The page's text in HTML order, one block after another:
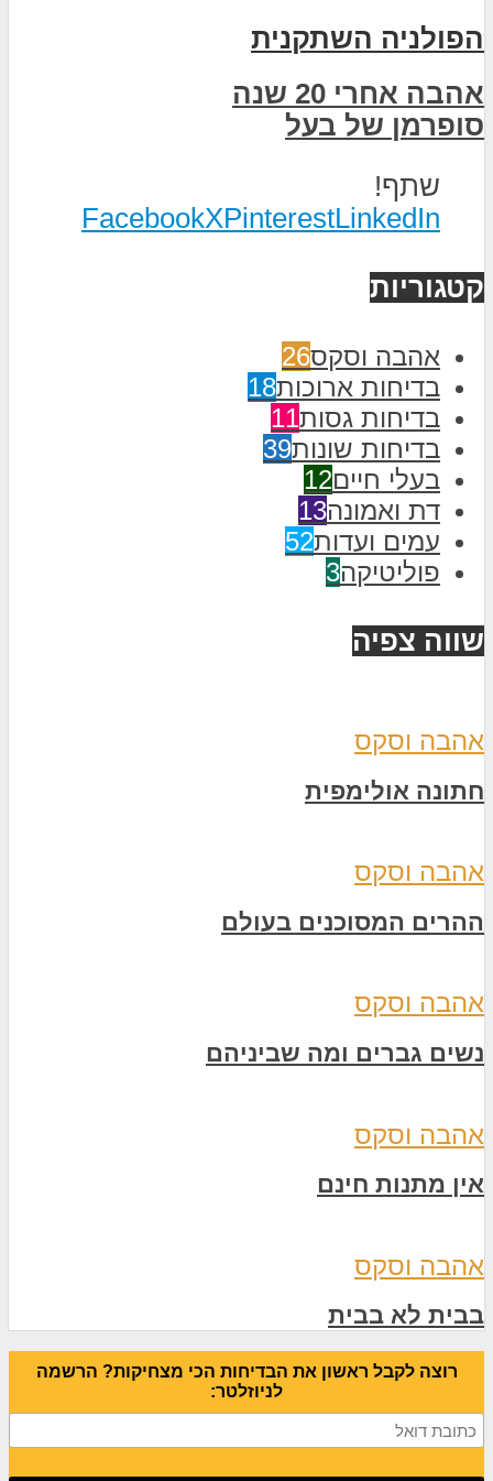
הפולניה השתקנית
אהבה אחרי 20 שנה
סופרמן של בעל
שתף!
FacebookXPinterestLinkedIn
קטגוריות
אהבה וסקס26
בדיחות ארוכות18
בדיחות גסות11
בדיחות שונות39
בעלי חיים12
דת ואמונה13
עמים ועדות52
פוליטיקה3
שווה צפיה
אהבה וסקס
חתונה אולימפית
אהבה וסקס
ההרים המסוכנים בעולם
אהבה וסקס
נשים גברים ומה שביניהם
אהבה וסקס
אין מתנות חינם
אהבה וסקס
בבית לא בבית
רוצה לקבל ראשון את הבדיחות הכי מצחיקות? הרשמה
לניוזלטר: